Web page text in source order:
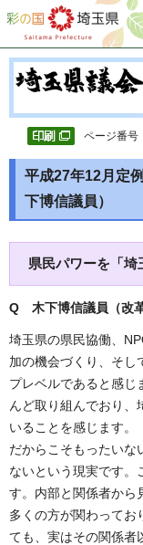
彩の国 埼玉県
ページ番号
平成27年12月定
下博信議員）
県民パワーを「埼
Q 木下博信議員（改
埼玉県の県民協働、
加の機会づくり、そし
プレベルであると感じ
んど取り組んでおり、
いることを感じます。
だからこそもったいな
ないという現実です。
す。内部と関係者から
多くの方が関わってお
ても、実はその関係者